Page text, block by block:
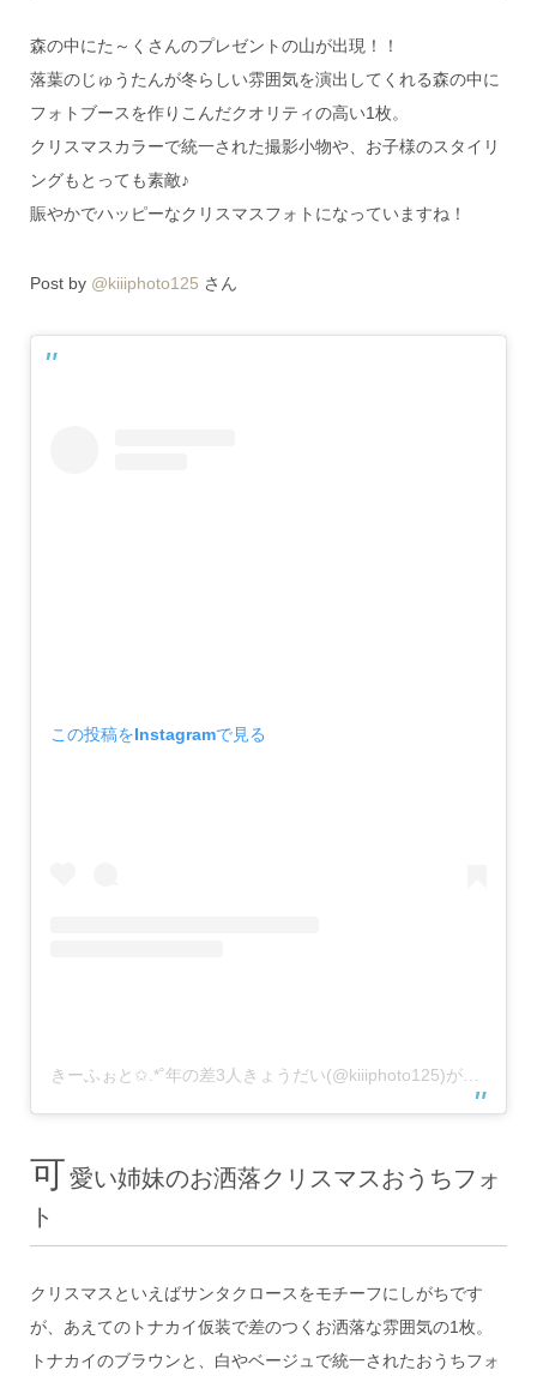
森の中にた～くさんのプレゼントの山が出現！！
落葉のじゅうたんが冬らしい雰囲気を演出してくれる森の中に
フォトブースを作りこんだクオリティの高い1枚。
クリスマスカラーで統一された撮影小物や、お子様のスタイリ
ングもとっても素敵♪
賑やかでハッピーなクリスマスフォトになっていますね！
Post by @kiiiphoto125 さん
この投稿をInstagramで見る
きーふぉと✩.*˚年の差3人きょうだい(@kiiiphoto125)がシェアした投稿
可愛い姉妹のお洒落クリスマスおうちフォ
ト
クリスマスといえばサンタクロースをモチーフにしがちです
が、あえてのトナカイ仮装で差のつくお洒落な雰囲気の1枚。
トナカイのブラウンと、白やベージュで統一されたおうちフォ